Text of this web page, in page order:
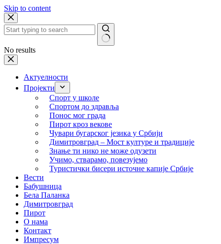
Skip to content
No results
Актуелности
Пројекти
Спорт у школе
Спортом до здравља
Понос мог града
Пирот кроз векове
Чувари бугарског језика у Србији
Димитровград – Мост културе и традиције
Знање ти нико не може одузети
Учимо, стварамо, повезујемо
Туристички бисери источне капије Србије
Вести
Бабушница
Бела Паланка
Димитровград
Пирот
О нама
Контакт
Импресум